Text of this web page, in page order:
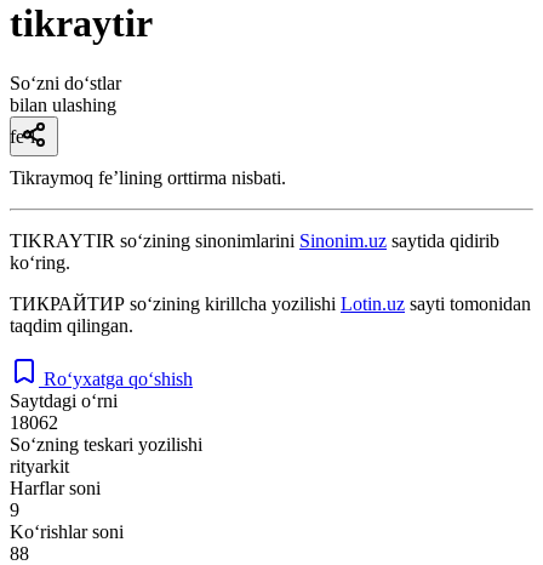
tikraytir
So‘zni do‘stlar
bilan ulashing
fe’l
Tikraymoq feʼlining orttirma nisbati.
TIKRAYTIR so‘zining sinonimlarini Sinonim.uz saytida qidirib
ko‘ring.
ТИКРАЙТИР so‘zining kirillcha yozilishi Lotin.uz sayti tomonidan
taqdim qilingan.
Ro‘yxatga qo‘shish
Saytdagi o‘rni
18062
So‘zning teskari yozilishi
rityarkit
Harflar soni
9
Ko‘rishlar soni
88